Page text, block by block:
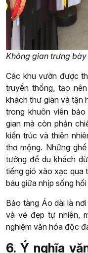
Không gian trưng
Các khu vườn được
truyền thống, tạo
khách thư giãn và tận
trong khuôn viên
gian mà còn phản
kiến trúc và thiên
thơ mộng. Những
tưởng để du khách
tiếng gió xào xạc qua
báu giữa nhịp sống hối
Bảo tàng Áo dài là
và vẻ đẹp tự nhiên,
nghiệm văn hóa độc
6. Ý nghĩa